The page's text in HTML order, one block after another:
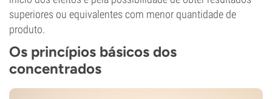
superiores ou equivalentes com menor quantidade de
produto.
Os princípios básicos dos
concentrados